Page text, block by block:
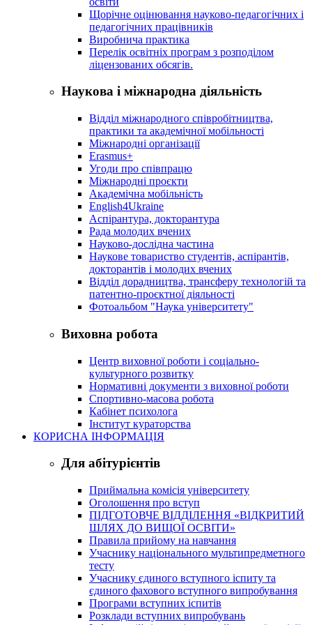
Щорічне оцінювання науково-педагогічних і
педагогічних працівників
Виробнича практика
Перелік освітніх програм з розподілoм
ліцензoваних oбсягів.
Наукова і міжнародна діяльність
Відділ міжнародного співробітництва,
практики та академічної мобільності
Міжнародні організації
Erasmus+
Угоди про співпрацю
Міжнародні проєкти
Академічна мобільність
English4Ukraine
Аспірантура, докторантура
Рада молодих вчених
Науково-дослідна частина
Наукове товариство студентів, аспірантів,
докторантів і молодих вчених
Відділ дорадництва, трансферу технологій та
патентно-проєктної діяльності
Фотоальбом "Наука університету"
Виховна робота
Центр виховної роботи і соціально-
культурного розвитку
Нормативні документи з виховної роботи
Спортивно-масова робота
Кабінет психолога
Інститут кураторства
КОРИСНА ІНФОРМАЦІЯ
Для абітурієнтів
Приймальна комісія університету
Оголошення про вступ
ПІДГОТОВЧЕ ВІДДІЛЕННЯ «ВІДКРИТИЙ
ШЛЯХ ДО ВИЩОЇ ОСВІТИ»
Правила прийому на навчання
Учаснику національного мультипредметного
тесту
Учаснику єдиного вступного іспиту та
єдиного фахового вступного випробування
Програми вступних іспитів
Розклади вступних випробувань